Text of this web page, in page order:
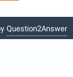
Question2Answer